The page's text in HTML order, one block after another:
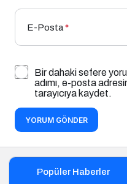
E-Posta*
Bir dahaki sefere
adımı, e-posta
tarayıcıya kaydet.
YORUM GÖNDER
Popüler Haberler